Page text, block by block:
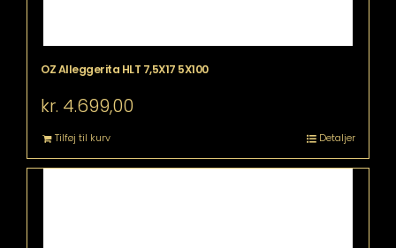
OZ Alleggerita HLT 7,5X17 5X100
kr. 4.699,00
Tilføj til kurv Detaljer